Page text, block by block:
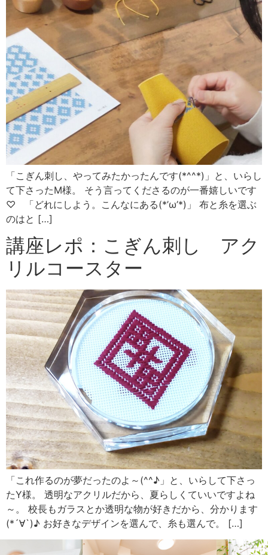
「こぎん刺し、やってみたかったんです(*^^*)」と、いらし
て下さったM様。 そう言ってくださるのが一番嬉しいです
♡ 「どれにしよう。こんなにある(*’ω’*)」 布と糸を選ぶ
のはと […]
講座レポ：こぎん刺し アク
リルコースター
「これ作るのが夢だったのよ～(^^♪」と、いらして下さっ
たY様。 透明なアクリルだから、夏らしくていいですよね
～。 校長もガラスとか透明な物が好きだから、分かります
(*´∀`)♪ お好きなデザインを選んで、糸も選んで。 […]